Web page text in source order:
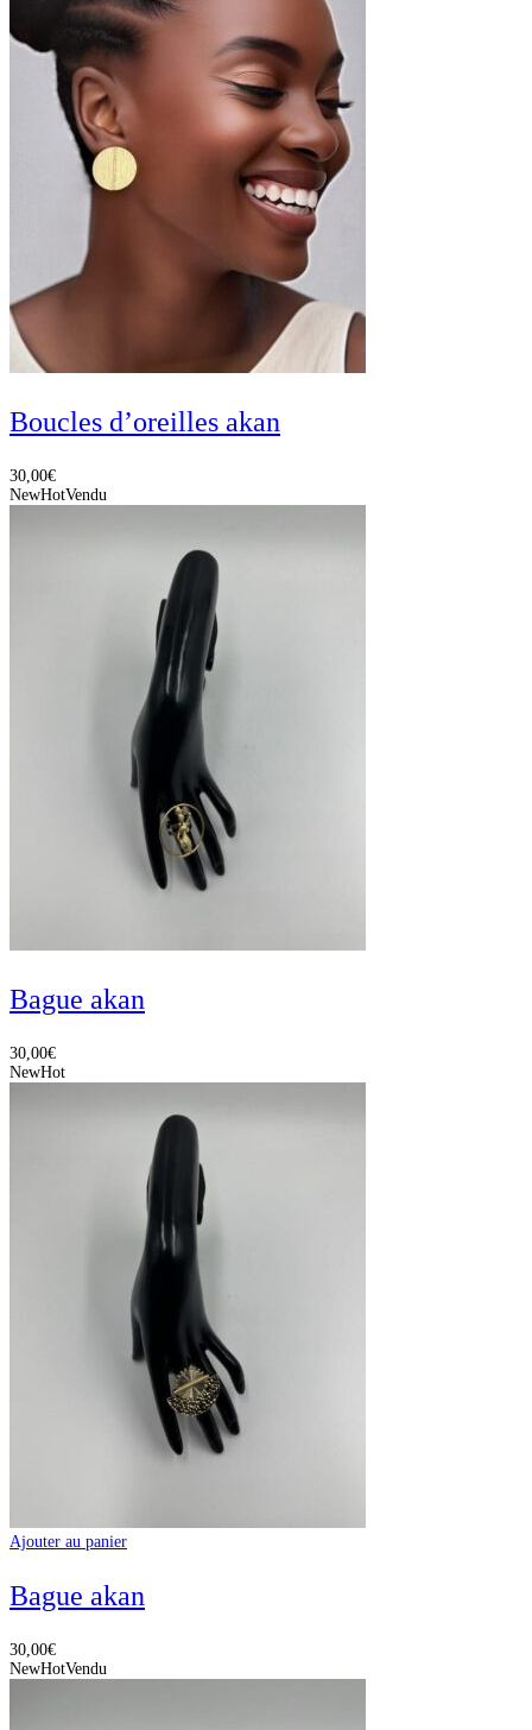
Boucles d’oreilles akan
30,00€
NewHotVendu
Bague akan
30,00€
NewHot
Ajouter au panier
Bague akan
30,00€
NewHotVendu